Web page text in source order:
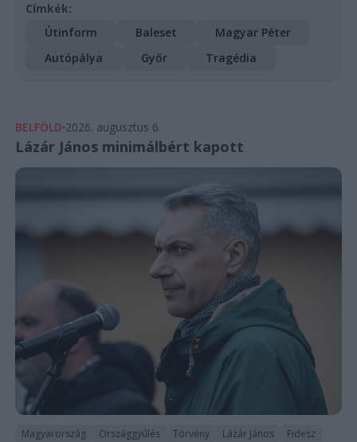
Címkék:
Útinform
Baleset
Magyar Péter
Autópálya
Győr Tragédia
BELFÖLD 2026. augusztus 6.
Lázár János minimálbért kapott
Magyarország Országgyűlés Törvény Lázár János
Fidesz